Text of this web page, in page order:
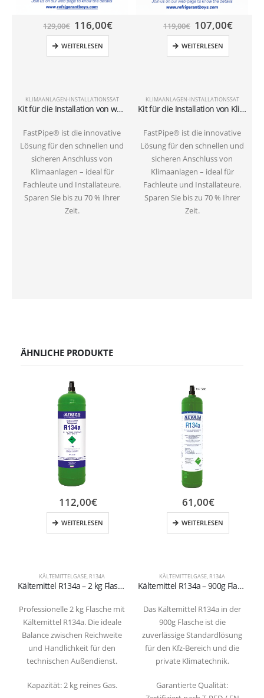
KLIMAANLAGEN-INSTALLATIONSSAT
Kit für die Installation von wandmontierten Klimaanlagen mit 6-Meter-Rohren 1/4″+3/8″SAE
FastPipe® ist die innovative
Lösung für den schnellen und
sicheren Anschluss von
Klimaanlagen – ideal für
Fachleute und Installateure.
Sparen Sie bis zu 70 % Ihrer
Zeit.
129,00€ 116,00€
WEITERLESEN
KLIMAANLAGEN-INSTALLATIONSSAT
Kit für die Installation von Klimaanlagen am Boden mit 6-Meter-Rohren 1/4″+3/8″SAE
FastPipe® ist die innovative
Lösung für den schnellen und
sicheren Anschluss von
Klimaanlagen – ideal für
Fachleute und Installateure.
Sparen Sie bis zu 70 % Ihrer
Zeit.
119,00€ 107,00€
WEITERLESEN
ÄHNLICHE PRODUKTE
KÄLTEMITTELGASE, R134A
Kältemittel R134a – 2 kg Flasche (T-PED / EN 13322-1 zertifiziert)
Professionelle 2 kg Flasche mit
Kältemittel R134a. Die ideale
Balance zwischen Reichweite
und Handlichkeit für den
technischen Außendienst.
Kapazität: 2 kg reines Gas.
112,00€
WEITERLESEN
KÄLTEMITTELGASE, R134A
Kältemittel R134a – 900g Flasche (T-PED / EN 13322-1 zertifiziert)
Das Kältemittel R134a in der
900g Flasche ist die
zuverlässige Standardlösung
für den Kfz-Bereich und die
private Klimatechnik.
Garantierte Qualität:
61,00€
WEITERLESEN